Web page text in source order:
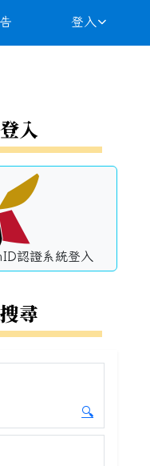
登入
容
入
認證系統登入
尋
🔍
開始本站